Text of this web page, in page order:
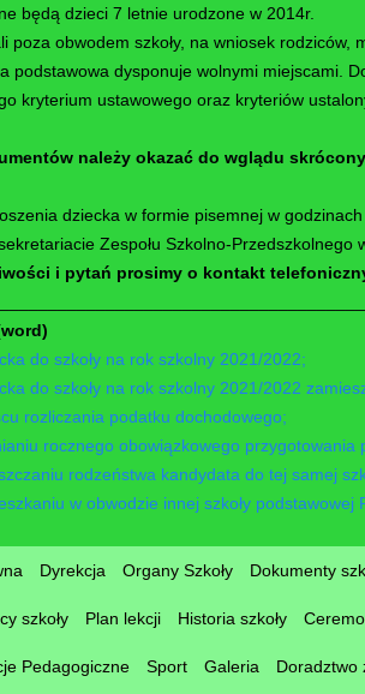
będą dzieci 7 letnie urodzone w 2014r.
poza obwodem szkoły, na wniosek
podstawowa dysponuje wolnymi miejscami.
kryterium ustawowego oraz kryteriów
należy okazać do wglądu
dziecka w formie pisemnej w godzinach
Zespołu Szkolno-Przedszkolnego
i pytań prosimy o kontakt
do szkoły na rok szkolny 2021/2022;
do szkoły na rok szkolny 2021/2022
rozliczania podatku dochodowego;
rocznego obowiązkowego
rodzeństwa kandydata do tej samej
w obwodzie innej szkoły
Dyrekcja Organy Szkoły Dokumenty
szkoły Plan lekcji Historia szkoły
Pedagogiczne Sport Galeria Doradztwo